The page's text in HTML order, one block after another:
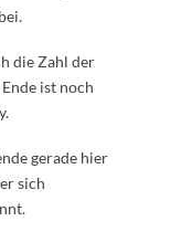
die Zahl der
ist noch
gerade hier
sich